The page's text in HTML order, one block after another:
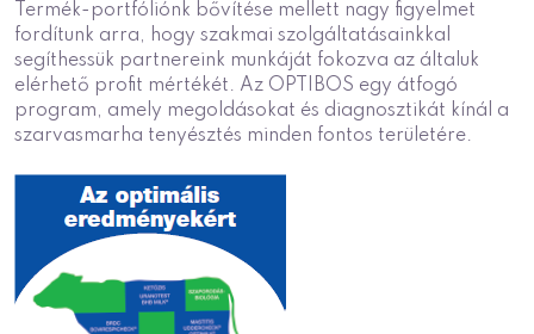
Termék-portfóliónk bővítése mellett nagy figyelmet
fordítunk arra, hogy szakmai szolgáltatásainkkal
segíthessük partnereink munkáját fokozva az általuk
elérhető profit mértékét. Az OPTIBOS egy átfogó
program, amely megoldásokat és diagnosztikát kínál a
szarvasmarha tenyésztés minden fontos területére.